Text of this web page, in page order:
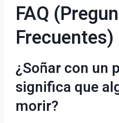
FAQ
Frecuentes)
¿Soñar con un
significa que
morir?